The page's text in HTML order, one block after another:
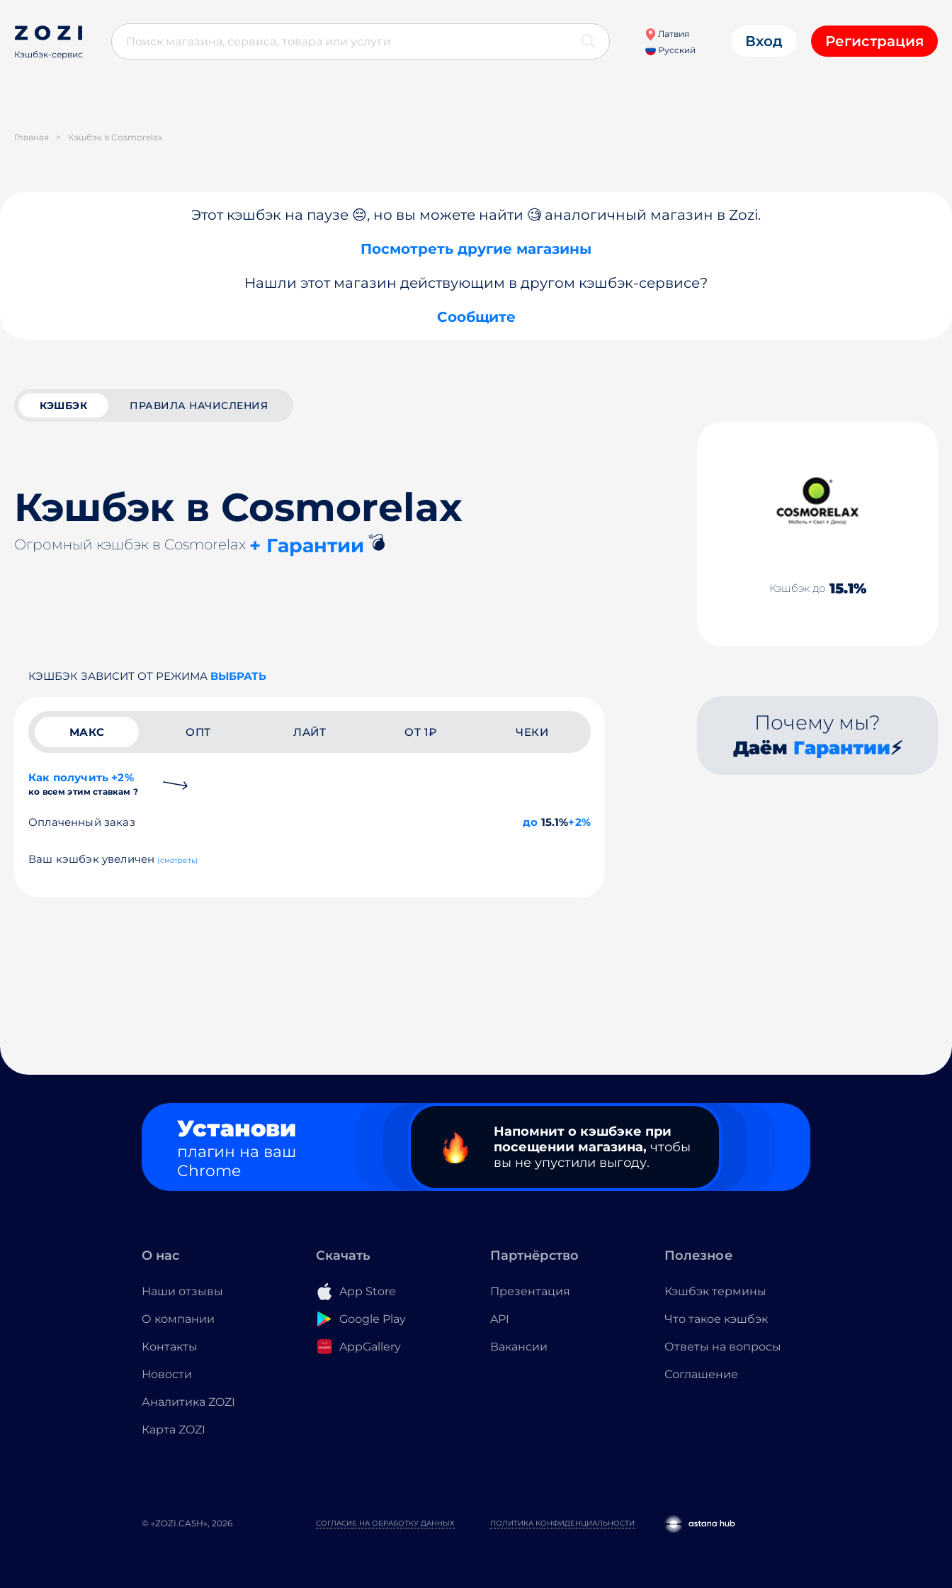
Кэшбэк-сервис
Латвия
Русский
Вход Регистрация
Главная > Кэшбэк в Cosmorelax
Этот кэшбэк на паузе 😔, но вы можете найти 🧐 аналогичный магазин в Zozi.
Посмотреть другие магазины
Нашли этот магазин действующим в другом кэшбэк-сервисе?
Сообщите
КЭШБЭК ПРАВИЛА НАЧИСЛЕНИЯ
Кэшбэк в Cosmorelax
Огромный кэшбэк в Cosmorelax + Гарантии 💣
Кэшбэк до 15.1%
КЭШБЭК ЗАВИСИТ ОТ РЕЖИМА ВЫБРАТЬ
МАКС ОПТ ЛАЙТ ОТ 1₽ ЧЕКИ
Как получить +2%
ко всем этим ставкам ?
Оплаченный заказ до 15.1%+2%
Ваш кэшбэк увеличен (смотреть)
Почему мы?
Даём Гарантии⚡
Установи
плагин на ваш
Chrome
Напомнит о кэшбэке при
посещении магазина, чтобы
вы не упустили выгоду.
О нас
Наши отзывы
О компании
Контакты
Новости
Аналитика ZOZI
Карта ZOZI
Скачать
App Store
Google Play
AppGallery
Партнёрство
Презентация
API
Вакансии
Полезное
Кэшбэк термины
Что такое кэшбэк
Ответы на вопросы
Соглашение
© «ZOZI.CASH», 2026 ПОЛИТИКА КОНФИДЕНЦИАЛЬНОСТИ
СОГЛАСИЕ НА ОБРАБОТКУ ДАННЫХ